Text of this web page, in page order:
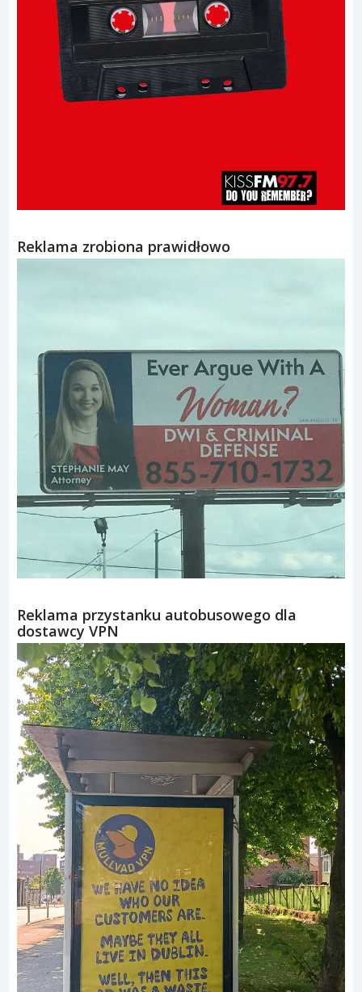
Reklama zrobiona prawidłowo
Reklama przystanku autobusowego dla
dostawcy VPN